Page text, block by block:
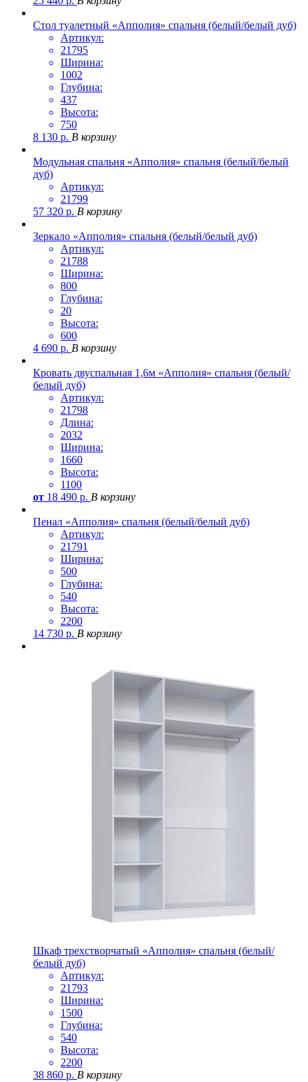
Стол туалетный «Апполия» спальня (белый/белый дуб)
Артикул:
21795
Ширина:
1002
Глубина:
437
Высота:
750
8 130 р. В корзину
Модульная спальня «Апполия» спальня (белый/белый
дуб)
Артикул:
21799
57 320 р. В корзину
Зеркало «Апполия» спальня (белый/белый дуб)
Артикул:
21788
Ширина:
800
Глубина:
20
Высота:
600
4 690 р. В корзину
Кровать двуспальная 1,6м «Апполия» спальня (белый/
белый дуб)
Артикул:
21798
Длина:
2032
Ширина:
1660
Высота:
1100
от 18 490 р. В корзину
Пенал «Апполия» спальня (белый/белый дуб)
Артикул:
21791
Ширина:
500
Глубина:
540
Высота:
2200
14 730 р. В корзину
Шкаф трехстворчатый «Апполия» спальня (белый/
белый дуб)
Артикул:
21793
Ширина:
1500
Глубина:
540
Высота:
2200
38 860 р. В корзину